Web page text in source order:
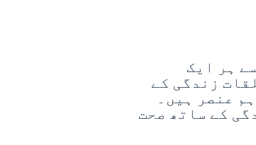
ہر ایک
زندگی کے
عنصر ہیں۔
کے ساتھ صحت